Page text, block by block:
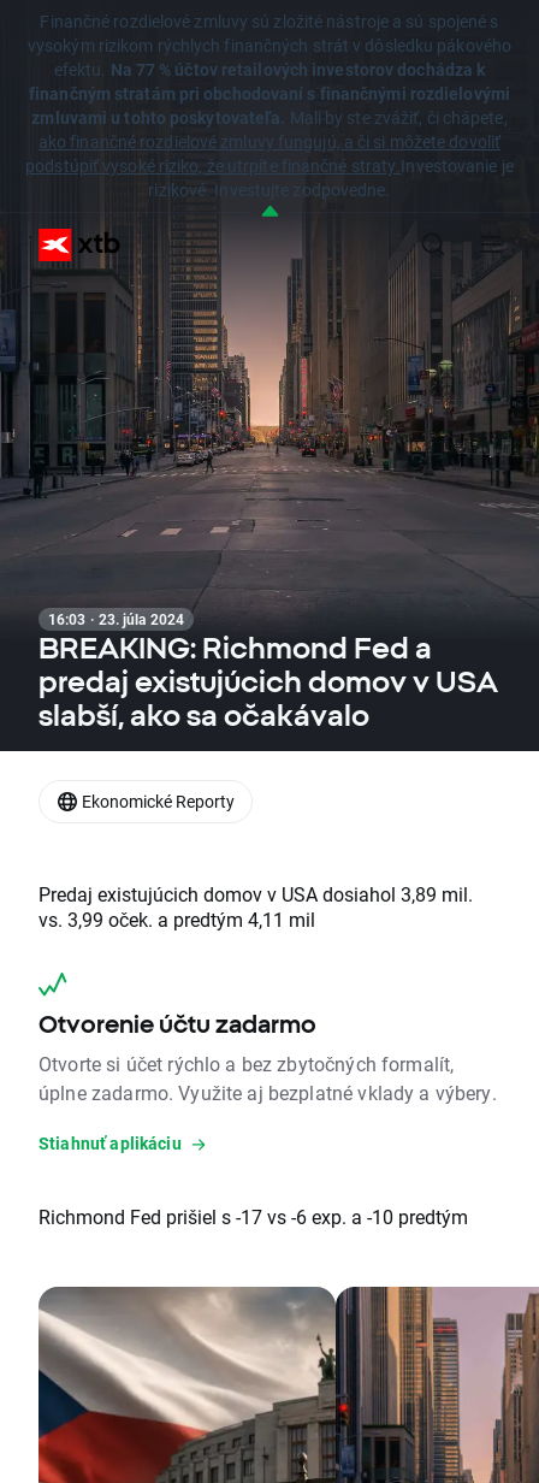
Finančné rozdielové zmluvy sú zložité nástroje a sú spojené s
vysokým rizikom rýchlych finančných strát v dôsledku pákového
efektu. Na 77 % účtov retailových investorov dochádza k
finančným stratám pri obchodovaní s finančnými rozdielovými
zmluvami u tohto poskytovateľa. Mali by ste zvážiť, či chápete,
ako finančné rozdielové zmluvy fungujú, a či si môžete dovoliť
podstúpiť vysoké riziko, že utrpíte finančné straty.Investovanie je
rizikové. Investujte zodpovedne.
16:03 · 23. júla 2024
BREAKING: Richmond Fed a
predaj existujúcich domov v USA
slabší, ako sa očakávalo
Predaj existujúcich domov v USA dosiahol 3,89 mil.
vs. 3,99 oček. a predtým 4,11 mil
Otvorenie účtu zadarmo
Otvorte si účet rýchlo a bez zbytočných formalít,
úplne zadarmo. Využite aj bezplatné vklady a výbery.
Stiahnuť aplikáciu
Richmond Fed prišiel s -17 vs -6 exp. a -10 predtým
Ekonomické Reporty